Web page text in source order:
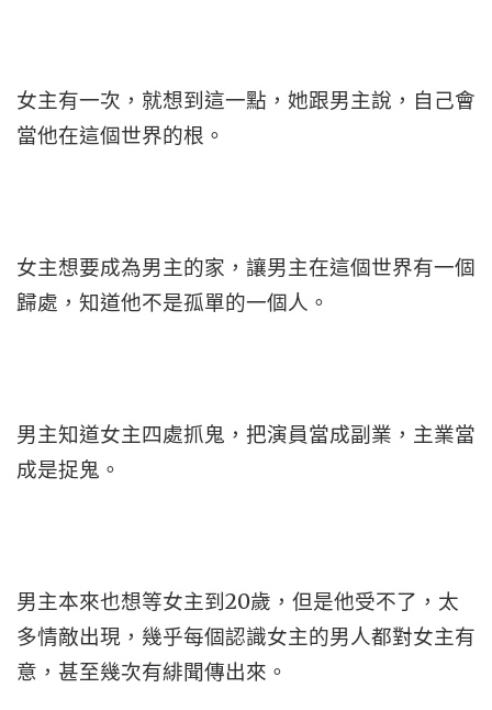
女主有一次，就想到這一點，她跟男主說，自己會
當他在這個世界的根。
女主想要成為男主的家，讓男主在這個世界有一個
歸處，知道他不是孤單的一個人。
男主知道女主四處抓鬼，把演員當成副業，主業當
成是捉鬼。
男主本來也想等女主到20歲，但是他受不了，太
多情敵出現，幾乎每個認識女主的男人都對女主有
意，甚至幾次有緋聞傳出來。